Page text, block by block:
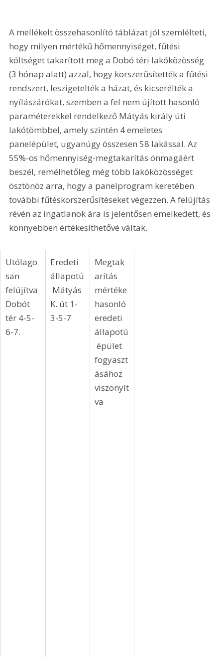
A mellékelt összehasonlító táblázat jól szemlélteti,
hogy milyen mértékű hőmennyiséget, fűtési
költséget takarított meg a Dobó téri lakóközösség
(3 hónap alatt) azzal, hogy korszerűsítették a fűtési
rendszert, leszigetelték a házat, és kicserélték a
nyílászárókat, szemben a fel nem újított hasonló
paraméterekkel rendelkező Mátyás király úti
lakótömbbel, amely szintén 4 emeletes
panelépület, ugyanúgy összesen 58 lakással. Az
55%-os hőmennyiség-megtakarítás önmagáért
beszél, remélhetőleg még több lakóközösséget
ösztönöz arra, hogy a panelprogram keretében
további fűtéskorszerűsítéseket végezzen. A felújítás
révén az ingatlanok ára is jelentősen emelkedett, és
könnyebben értékesíthetővé váltak.
Utólago
san
felújítva
Dobót
tér 4-5-
6-7.
Eredeti
állapotú
Mátyás
K. út 1-
3-5-7
Megtak
arítás
mértéke
hasonló
eredeti
állapotú
épület
fogyaszt
ásához
viszonyít
va